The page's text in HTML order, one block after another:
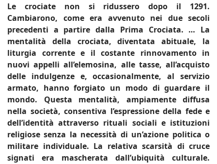
Le crociate non si ridussero dopo il 1291.
Cambiarono, come era avvenuto nei due secoli
precedenti a partire dalla Prima Crociata. … La
mentalità della crociata, diventata abituale, la
liturgia corrente e il costante rinnovamento in
nuovi appelli all’elemosina, alle tasse, all’acquisto
delle indulgenze e, occasionalmente, al servizio
armato, hanno forgiato un modo di guardare il
mondo. Questa mentalità, ampiamente diffusa
nella società, consentiva l’espressione della fede e
dell’identità attraverso rituali sociali e istituzioni
religiose senza la necessità di un’azione politica o
militare individuale. La relativa scarsità di cruce
signati era mascherata dall’ubiquità culturale.